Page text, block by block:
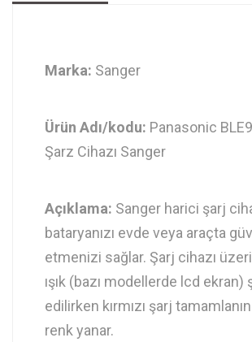
Marka: Sanger
Ürün Adı/kodu: Panasonic
Şarz Cihazı Sanger
Açıklama: Sanger harici şarj
bataryanızı evde veya araçta
etmenizi sağlar. Şarj cihazı
ışık (bazı modellerde lcd ekran)
edilirken kırmızı şarj
renk yanar.